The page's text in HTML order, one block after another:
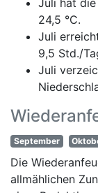
Juli hat
24,5 °C.
Juli
9,5 Std./
Juli
September
Die
allmählichen